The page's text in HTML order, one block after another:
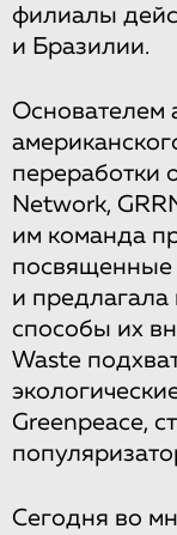
филиалы
и Бразилии.
Основателем
переработки
Network,
им команда
посвященные
и
способы их
Waste
Greenpeace,
Сегодня во